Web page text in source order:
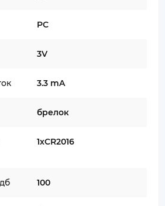
PC
3V
3.3 mA
брелок
1хCR2016
100